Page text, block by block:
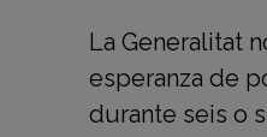
La Generalitat
esperanza de
durante seis o